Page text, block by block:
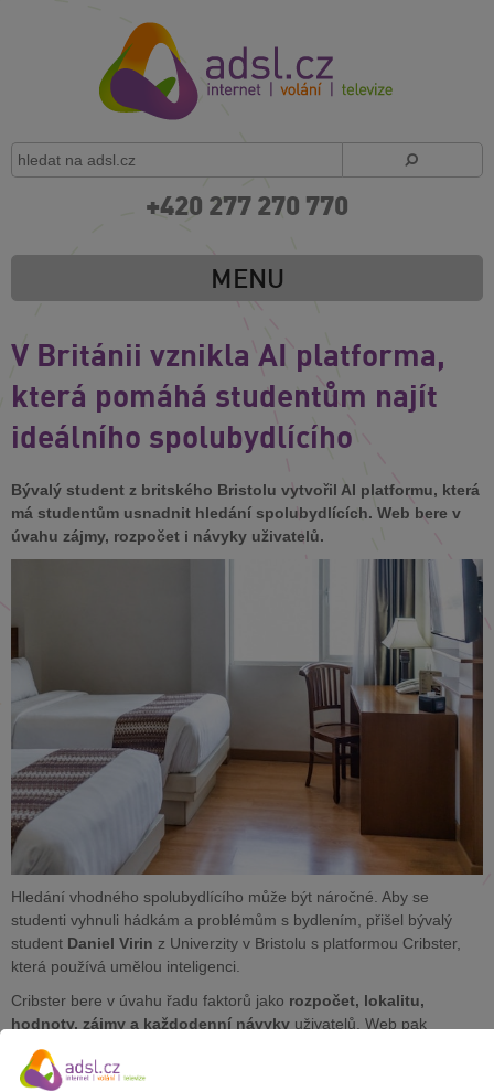
+420 277 270 770
MENU
V Británii vznikla AI platforma,
která pomáhá studentům najít
ideálního spolubydlícího
Bývalý student z britského Bristolu vytvořil AI platformu, která
má studentům usnadnit hledání spolubydlících. Web bere v
úvahu zájmy, rozpočet i návyky uživatelů.
Hledání vhodného spolubydlícího může být náročné. Aby se
studenti vyhnuli hádkám a problémům s bydlením, přišel bývalý
student Daniel Virin z Univerzity v Bristolu s platformou Cribster,
která používá umělou inteligenci.
Cribster bere v úvahu řadu faktorů jako rozpočet, lokalitu,
hodnoty, zájmy a každodenní návyky uživatelů. Web pak
automaticky spojí studenty s těmi, kteří se k nim nejlépe hodí.
Podle Virina může kvalita bydlení výrazně ovlivnit zkušenosti ze